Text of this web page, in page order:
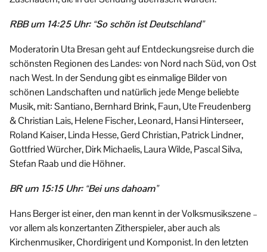
RBB um 14:25 Uhr: “So schön ist Deutschland”
Moderatorin Uta Bresan geht auf Entdeckungsreise durch die
schönsten Regionen des Landes: von Nord nach Süd, von Ost
nach West. In der Sendung gibt es einmalige Bilder von
schönen Landschaften und natürlich jede Menge beliebte
Musik, mit: Santiano, Bernhard Brink, Faun, Ute Freudenberg
& Christian Lais, Helene Fischer, Leonard, Hansi Hinterseer,
Roland Kaiser, Linda Hesse, Gerd Christian, Patrick Lindner,
Gottfried Würcher, Dirk Michaelis, Laura Wilde, Pascal Silva,
Stefan Raab und die Höhner.
BR um 15:15 Uhr: “Bei uns dahoam”
Hans Berger ist einer, den man kennt in der Volksmusikszene –
vor allem als konzertanten Zitherspieler, aber auch als
Kirchenmusiker, Chordirigent und Komponist. In den letzten